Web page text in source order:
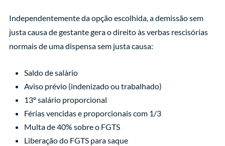
Independentemente da opção escolhida, a demissão sem
justa causa de gestante gera o direito às verbas rescisórias
normais de uma dispensa sem justa causa:
Saldo de salário
Aviso prévio (indenizado ou trabalhado)
13º salário proporcional
Férias vencidas e proporcionais com 1/3
Multa de 40% sobre o FGTS
Liberação do FGTS para saque